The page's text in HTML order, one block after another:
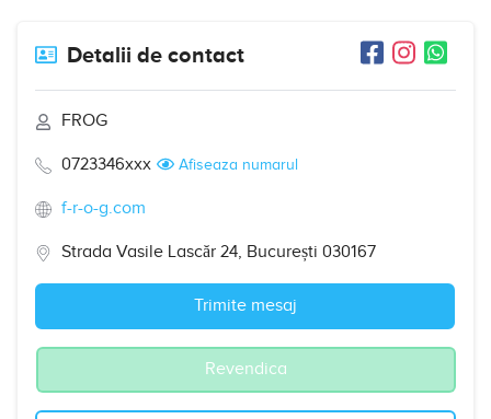
Detalii de contact
FROG
0723346xxx Afiseaza numarul
f-r-o-g.com
Strada Vasile Lascăr 24, București 030167
Trimite mesaj
Revendica